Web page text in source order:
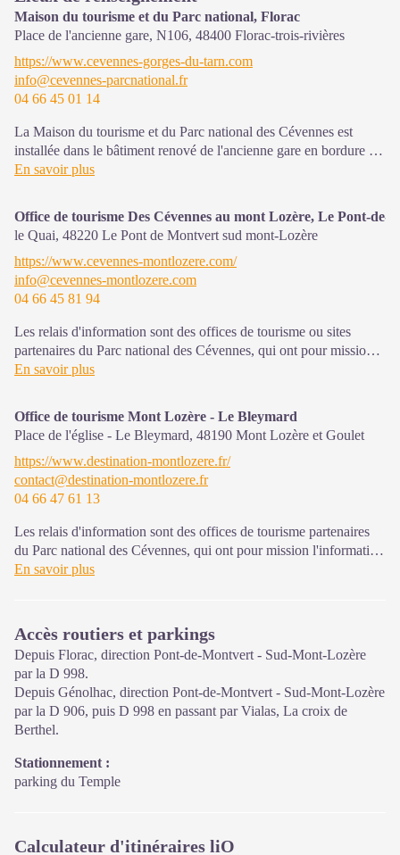
Maison du tourisme et du Parc national, Florac
Place de l'ancienne gare, N106, 48400 Florac-trois-rivières
https://www.cevennes-gorges-du-tarn.com
info@cevennes-parcnational.fr
04 66 45 01 14
La Maison du tourisme et du Parc national des Cévennes est
installée dans le bâtiment renové de l'ancienne gare en bordure de
la N106. C'est un espace , d’accueil, d'information et de
les règles à adopter en cœur de Parc, mutualisé entre les équipes
de l'office de tourisme et du Parc.
Une expo interactive présente le Parc national des Cévennes et
ses actions.
Sur place : Une boutique, librairie découverte et produits siglés
Ouvert toute l'année (se renseigner sur les jours et horaires en
saison hivernale).
En savoir plus
Office de tourisme Des Cévennes au mont Lozère, Le Pont-de-
le Quai, 48220 Le Pont de Montvert sud mont-Lozère
https://www.cevennes-montlozere.com/
info@cevennes-montlozere.com
04 66 45 81 94
Les relais d'information sont des offices de tourisme ou sites
partenaires du Parc national des Cévennes, qui ont pour mission
l'information et la sensibilisation sur l'offre de découverte et
Ouvert toute l'année (se renseigner pour les jours et horaires
d'ouverture en période hivernale)
En savoir plus
Office de tourisme Mont Lozère - Le Bleymard
Place de l'église - Le Bleymard, 48190 Mont Lozère et Goulet
https://www.destination-montlozere.fr/
contact@destination-montlozere.fr
04 66 47 61 13
Les relais d'information sont des offices de tourisme partenaires
du Parc national des Cévennes, qui ont pour mission l'information
et la sensibilisation sur l'offre de découverte et d'animation ainsi
En savoir plus
Accès routiers et parkings
Depuis Florac, direction Pont-de-Montvert - Sud-Mont-Lozère
par la D 998.
Depuis Génolhac, direction Pont-de-Montvert - Sud-Mont-Lozère
par la D 906, puis D 998 en passant par Vialas, La croix de
Berthel.
Stationnement :
parking du Temple
Calculateur d'itinéraires liO